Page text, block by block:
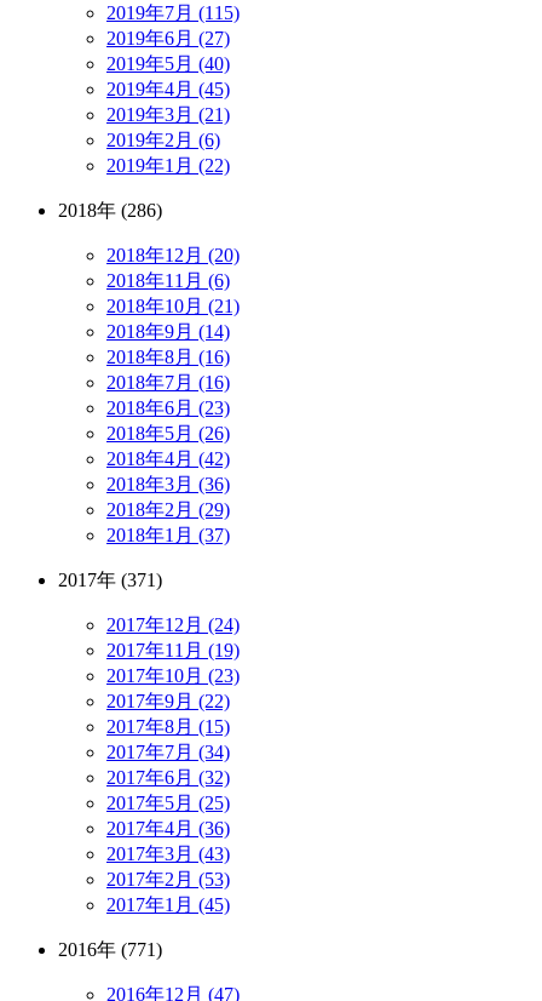
2019年7月 (115)
2019年6月 (27)
2019年5月 (40)
2019年4月 (45)
2019年3月 (21)
2019年2月 (6)
2019年1月 (22)
2018年 (286)
2018年12月 (20)
2018年11月 (6)
2018年10月 (21)
2018年9月 (14)
2018年8月 (16)
2018年7月 (16)
2018年6月 (23)
2018年5月 (26)
2018年4月 (42)
2018年3月 (36)
2018年2月 (29)
2018年1月 (37)
2017年 (371)
2017年12月 (24)
2017年11月 (19)
2017年10月 (23)
2017年9月 (22)
2017年8月 (15)
2017年7月 (34)
2017年6月 (32)
2017年5月 (25)
2017年4月 (36)
2017年3月 (43)
2017年2月 (53)
2017年1月 (45)
2016年 (771)
2016年12月 (47)